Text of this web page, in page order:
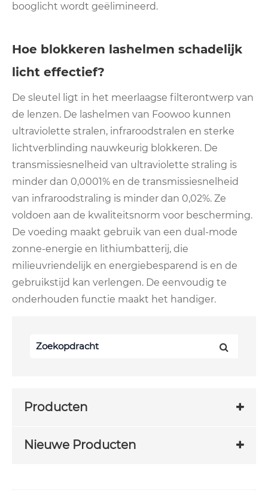
booglicht wordt geëlimineerd.
Hoe blokkeren lashelmen schadelijk
licht effectief?
De sleutel ligt in het meerlaagse filterontwerp van
de lenzen. De lashelmen van Foowoo kunnen
ultraviolette stralen, infraroodstralen en sterke
lichtverblinding nauwkeurig blokkeren. De
transmissiesnelheid van ultraviolette straling is
minder dan 0,0001% en de transmissiesnelheid
van infraroodstraling is minder dan 0,02%. Ze
voldoen aan de kwaliteitsnorm voor bescherming.
De voeding maakt gebruik van een dual-mode
zonne-energie en lithiumbatterij, die
milieuvriendelijk en energiebesparend is en de
gebruikstijd kan verlengen. De eenvoudig te
onderhouden functie maakt het handiger.
Producten
Nieuwe Producten